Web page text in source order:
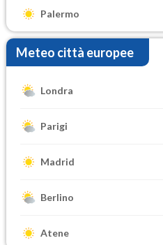
Palermo
Meteo città europee
Londra
Parigi
Madrid
Berlino
Atene